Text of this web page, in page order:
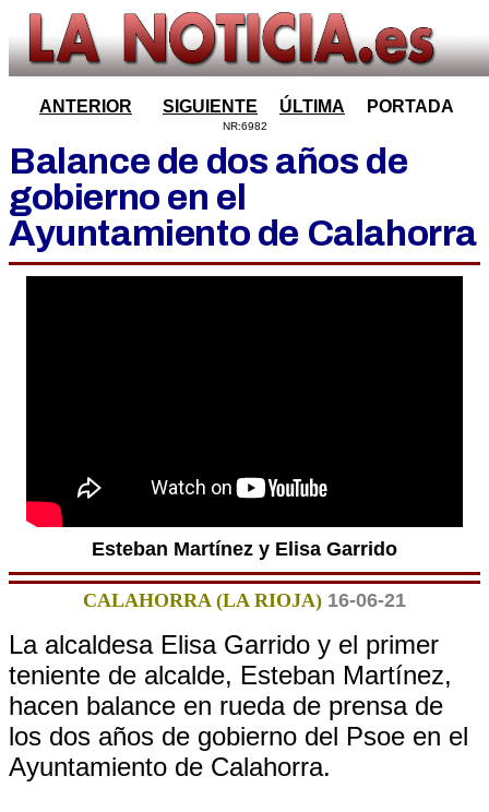
ANTERIOR SIGUIENTE ÚLTIMA PORTADA
NR:6982
Balance de dos años de
gobierno en el
Ayuntamiento de Calahorra
Esteban Martínez y Elisa Garrido
CALAHORRA (LA RIOJA) 16-06-21
La alcaldesa Elisa Garrido y el primer
teniente de alcalde, Esteban Martínez,
hacen balance en rueda de prensa de
los dos años de gobierno del Psoe en el
Ayuntamiento de Calahorra.